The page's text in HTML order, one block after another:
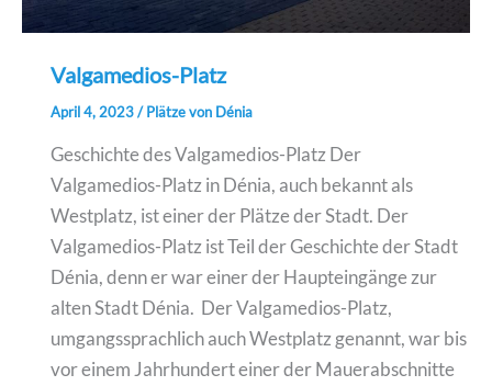
Valgamedios-Platz
April 4, 2023/Plätze von Dénia
Geschichte des Valgamedios-Platz Der
Valgamedios-Platz in Dénia, auch bekannt als
Westplatz, ist einer der Plätze der Stadt. Der
Valgamedios-Platz ist Teil der Geschichte der Stadt
Dénia, denn er war einer der Haupteingänge zur
alten Stadt Dénia. Der Valgamedios-Platz,
umgangssprachlich auch Westplatz genannt, war bis
vor einem Jahrhundert einer der Mauerabschnitte